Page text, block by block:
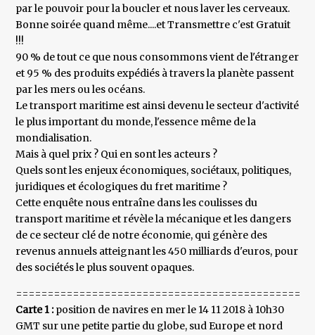
par le pouvoir pour la boucler et nous laver les cerveaux.
Bonne soirée quand même....et Transmettre c'est Gratuit
!!!
90 % de tout ce que nous consommons vient de l'étranger
et 95 % des produits expédiés à travers la planète passent
par les mers ou les océans.
Le transport maritime est ainsi devenu le secteur d'activité
le plus important du monde, l'essence même de la
mondialisation.
Mais à quel prix ? Qui en sont les acteurs ?
Quels sont les enjeux économiques, sociétaux, politiques,
juridiques et écologiques du fret maritime ?
Cette enquête nous entraîne dans les coulisses du
transport maritime et révèle la mécanique et les dangers
de ce secteur clé de notre économie, qui génère des
revenus annuels atteignant les 450 milliards d'euros, pour
des sociétés le plus souvent opaques.
Carte 1 :position de navires en mer le 14 11 2018 à 10h30
GMT sur une petite partie du globe, sud Europe et nord